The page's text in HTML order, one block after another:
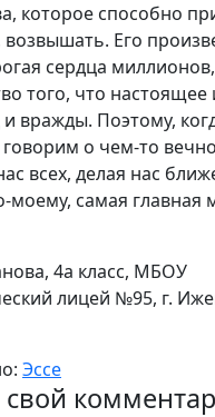
которое способно
возвышать. Его
сердца
того, что настоящее
и вражды. Поэтому,
о чем-то
всех, делая нас
моему, самая главная
4а класс, МБОУ
лицей №95, г.
Эссе
свой